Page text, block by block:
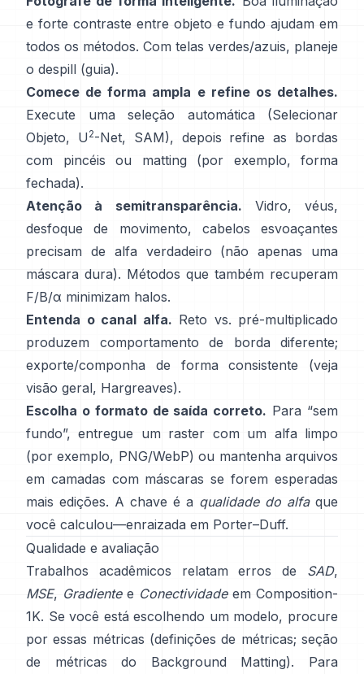
e forte contraste entre objeto e fundo ajudam em
todos os métodos. Com telas verdes/azuis, planeje
o despill (guia).
Comece de forma ampla e refine os detalhes.
Execute uma seleção automática (Selecionar
Objeto, U 2-Net, SAM), depois refine as bordas
com pincéis ou matting (por exemplo,
forma
fechada).
Atenção à semitransparência. Vidro, véus,
desfoque de movimento, cabelos esvoaçantes
precisam de alfa verdadeiro (não apenas uma
máscara dura). Métodos que também recuperam
F/B/α minimizam halos.
Entenda o canal alfa. Reto vs. pré-multiplicado
produzem comportamento de borda diferente;
exporte/componha de forma consistente (veja
visão geral, Hargreaves).
Escolha o formato de saída correto. Para “sem
fundo”, entregue um raster com um alfa limpo
(por exemplo, PNG/WebP) ou mantenha arquivos
em camadas com máscaras se forem esperadas
mais edições. A chave é a qualidade do alfaque
você calculou—enraizada em Porter–Duff.
Qualidade e avaliação
Trabalhos acadêmicos relatam erros de SAD,
MSE, Gradientee Conectividadeem Composition-
1K. Se você está escolhendo um modelo, procure
por essas métricas (definições de métricas; seção
de métricas do Background Matting). Para